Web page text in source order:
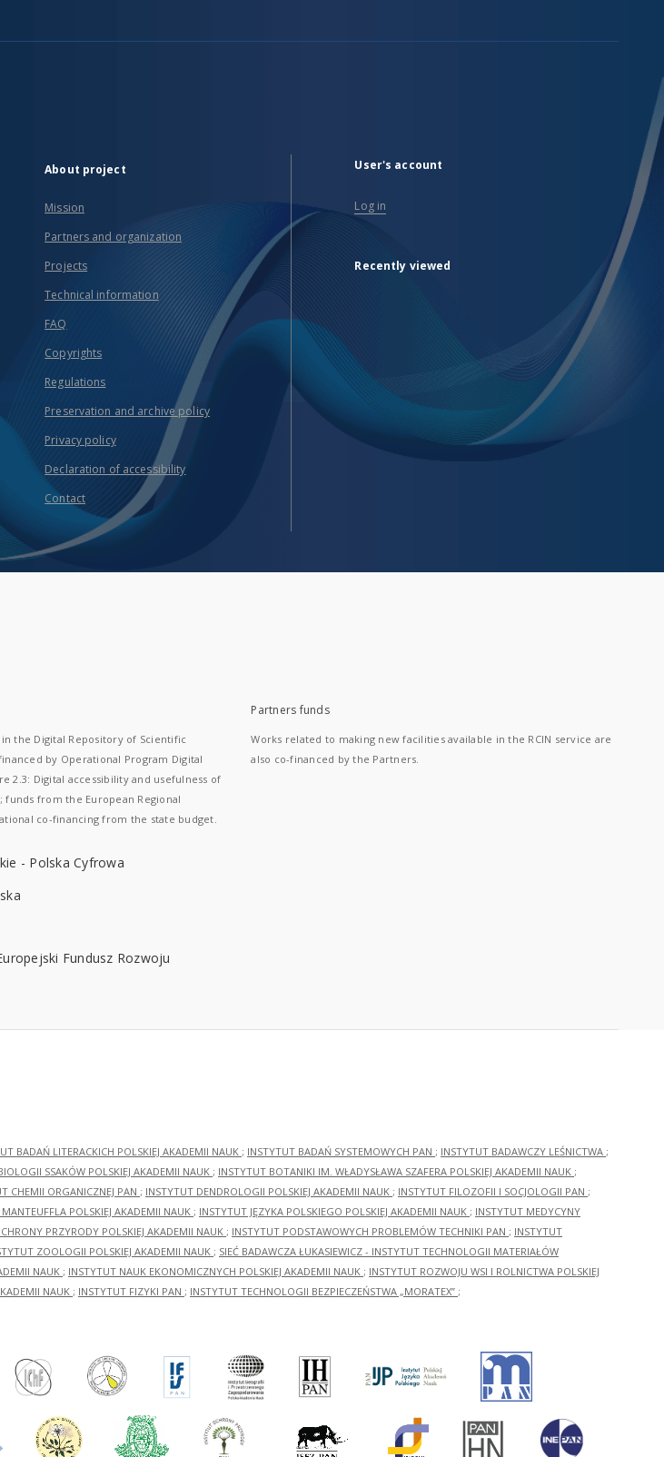
About project
Mission
Partners and organization
Projects
Technical information
FAQ
Copyrights
Regulations
Preservation and archive policy
Privacy policy
Declaration of accessibility
Contact
User's account
Log in
Recently viewed
the Digital Repository of Scientific
by Operational Program Digital
2.3: Digital accessibility and usefulness of
from the European Regional
co-financing from the state budget.
Partners funds
Works related to making new facilities available in the RCIN service are
also co-financed by the Partners.
BADAŃ LITERACKICH POLSKIEJ AKADEMII NAUK ; INSTYTUT BADAŃ SYSTEMOWYCH PAN ; INSTYTUT BADAWCZY LEŚNICTWA ;
SSAKÓW POLSKIEJ AKADEMII NAUK ; INSTYTUT BOTANIKI IM. WŁADYSŁAWA SZAFERA POLSKIEJ AKADEMII NAUK ;
CHEMII ORGANICZNEJ PAN ; INSTYTUT DENDROLOGII POLSKIEJ AKADEMII NAUK ; INSTYTUT FILOZOFII I SOCJOLOGII PAN ;
POLSKIEJ AKADEMII NAUK ; INSTYTUT JĘZYKA POLSKIEGO POLSKIEJ AKADEMII NAUK ; INSTYTUT MEDYCYNY
PRZYRODY POLSKIEJ AKADEMII NAUK ; INSTYTUT PODSTAWOWYCH PROBLEMÓW TECHNIKI PAN ; INSTYTUT
ZOOLOGII POLSKIEJ AKADEMII NAUK ; SIEĆ BADAWCZA ŁUKASIEWICZ - INSTYTUT TECHNOLOGII MATERIAŁÓW
NAUK ; INSTYTUT NAUK EKONOMICZNYCH POLSKIEJ AKADEMII NAUK ; INSTYTUT ROZWOJU WSI I ROLNICTWA POLSKIEJ
NAUK ; INSTYTUT FIZYKI PAN ; INSTYTUT TECHNOLOGII BEZPIECZEŃSTWA „MORATEX” ;